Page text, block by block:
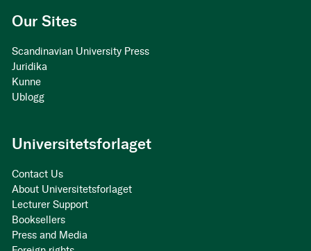
Our Sites
Scandinavian University Press
Juridika
Kunne
Ublogg
Universitetsforlaget
Contact Us
About Universitetsforlaget
Lecturer Support
Booksellers
Press and Media